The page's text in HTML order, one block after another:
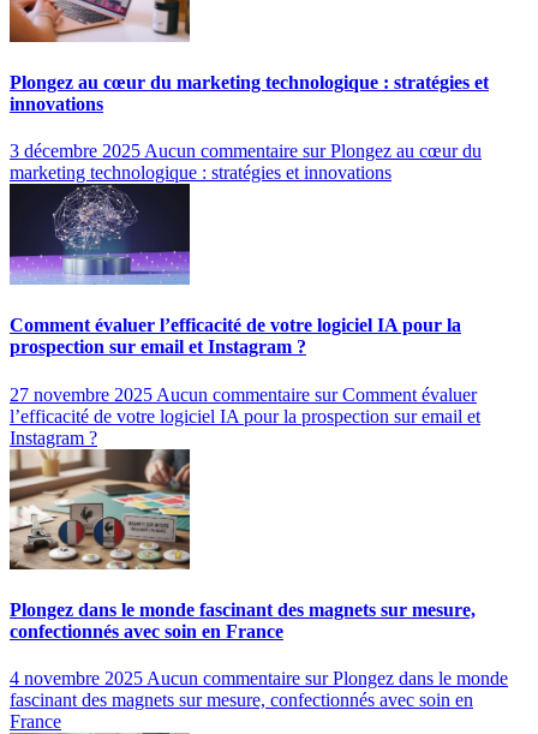
Plongez au cœur du marketing technologique : stratégies et
innovations
3 décembre 2025 Aucun commentaire sur Plongez au cœur du
marketing technologique : stratégies et innovations
Comment évaluer l’efficacité de votre logiciel IA pour la
prospection sur email et Instagram ?
27 novembre 2025 Aucun commentaire sur Comment évaluer
l’efficacité de votre logiciel IA pour la prospection sur email et
Instagram ?
Plongez dans le monde fascinant des magnets sur mesure,
confectionnés avec soin en France
4 novembre 2025 Aucun commentaire sur Plongez dans le monde
fascinant des magnets sur mesure, confectionnés avec soin en
France